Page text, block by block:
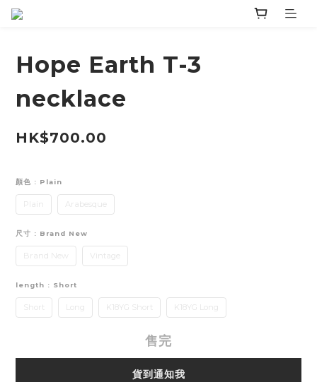
Hope Earth T-3
necklace
HK$700.00
顏色 : Plain
Plain Arabesque
尺寸 : Brand New
Brand New Vintage
length : Short
Short Long K18YG Short K18YG Long
售完
貨到通知我